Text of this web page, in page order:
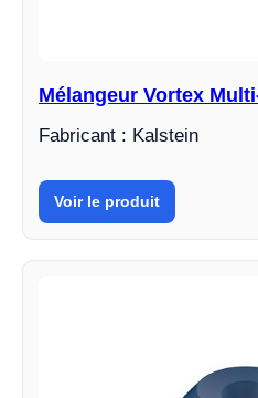
Mélangeur Vortex
Fabricant : Kalstein
Voir le produit